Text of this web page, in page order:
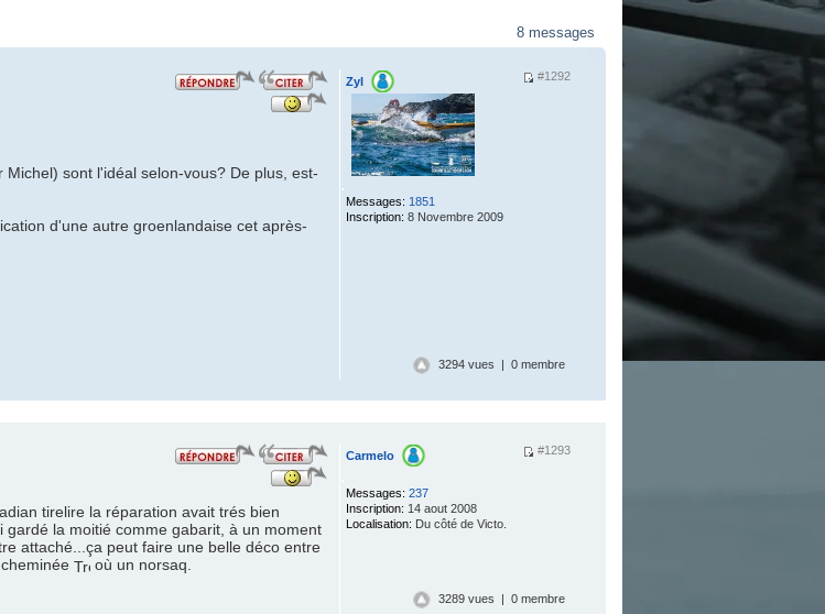
8 messages
#1292
Zyl
.
Messages: 1851
Inscription: 8 Novembre 2009
sont l'idéal selon-vous? De plus, est-
d'une autre groenlandaise cet après-
3294 vues | 0 membre
#1293
Carmelo
Messages: 237
Inscription: 14 aout 2008
Localisation: Du côté de Victo.
tirelire la réparation avait trés bien
la moitié comme gabarit, à un moment
attaché...ça peut faire une belle déco entre
où un norsaq.
3289 vues | 0 membre